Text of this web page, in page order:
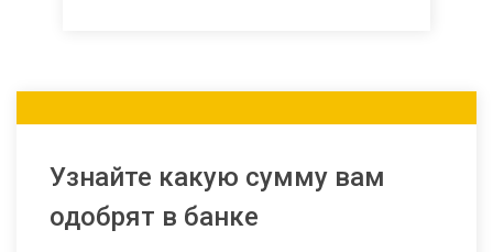
Узнайте какую сумму вам
одобрят в банке